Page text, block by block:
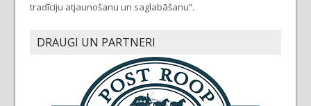
tradīciju atjaunošanu un saglabāšanu”.
DRAUGI UN PARTNERI